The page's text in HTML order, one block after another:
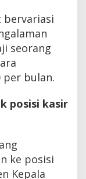
bervariasi
seorang
per bulan.
posisi kasir
ke posisi
Kepala